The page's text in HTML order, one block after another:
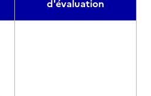
d'évaluation